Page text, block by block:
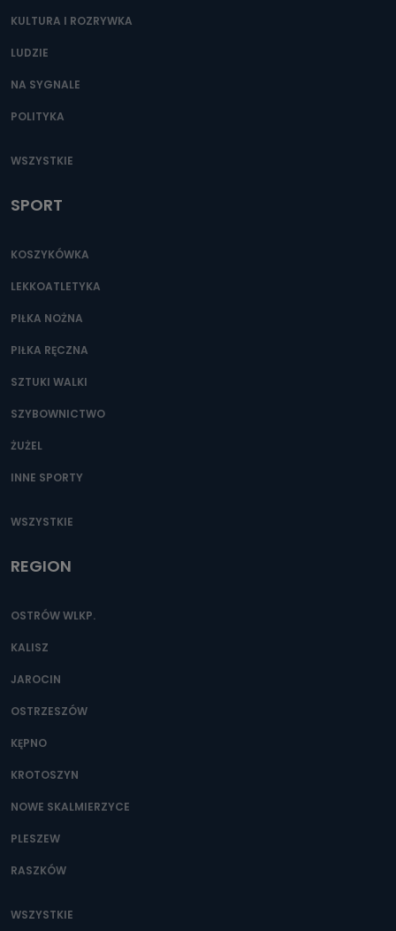
KULTURA I ROZRYWKA
LUDZIE
NA SYGNALE
POLITYKA
WSZYSTKIE
SPORT
KOSZYKÓWKA
LEKKOATLETYKA
PIŁKA NOŻNA
PIŁKA RĘCZNA
SZTUKI WALKI
SZYBOWNICTWO
ŻUŻEL
INNE SPORTY
WSZYSTKIE
REGION
OSTRÓW WLKP.
KALISZ
JAROCIN
OSTRZESZÓW
KĘPNO
KROTOSZYN
NOWE SKALMIERZYCE
PLESZEW
RASZKÓW
WSZYSTKIE